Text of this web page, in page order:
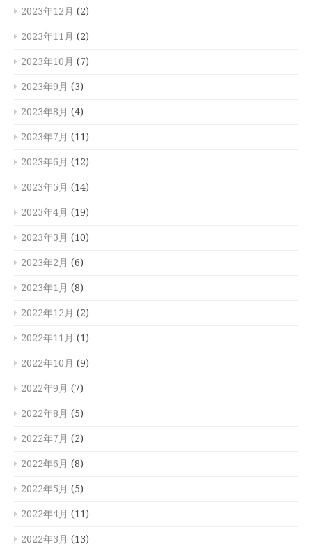
2023年12月 (2)
2023年11月 (2)
2023年10月 (7)
2023年9月 (3)
2023年8月 (4)
2023年7月 (11)
2023年6月 (12)
2023年5月 (14)
2023年4月 (19)
2023年3月 (10)
2023年2月 (6)
2023年1月 (8)
2022年12月 (2)
2022年11月 (1)
2022年10月 (9)
2022年9月 (7)
2022年8月 (5)
2022年7月 (2)
2022年6月 (8)
2022年5月 (5)
2022年4月 (11)
2022年3月 (13)